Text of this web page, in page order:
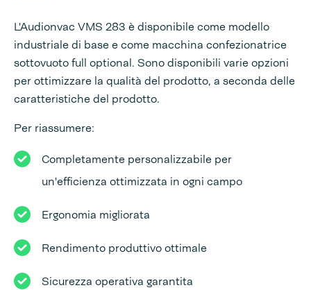
L'Audionvac VMS 283 è disponibile come modello
industriale di base e come macchina confezionatrice
sottovuoto full optional. Sono disponibili varie opzioni
per ottimizzare la qualità del prodotto, a seconda delle
caratteristiche del prodotto.
Per riassumere:
Completamente personalizzabile per
un'efficienza ottimizzata in ogni campo
Ergonomia migliorata
Rendimento produttivo ottimale
Sicurezza operativa garantita